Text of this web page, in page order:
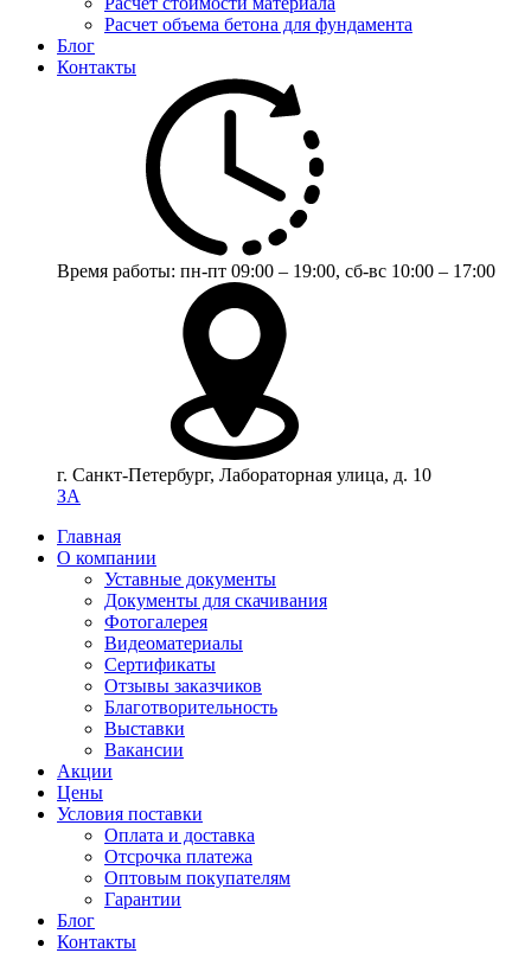
Расчет объема бетона для фундамента
Блог
Контакты
Время работы: пн-пт 09:00 – 19:00, сб-вс 10:00 – 17:00
г. Санкт-Петербург, Лабораторная улица, д. 10
ЗА
Главная
О компании
Уставные документы
Документы для скачивания
Фотогалерея
Видеоматериалы
Сертификаты
Отзывы заказчиков
Благотворительность
Выставки
Вакансии
Акции
Цены
Условия поставки
Оплата и доставка
Отсрочка платежа
Оптовым покупателям
Гарантии
Блог
Контакты